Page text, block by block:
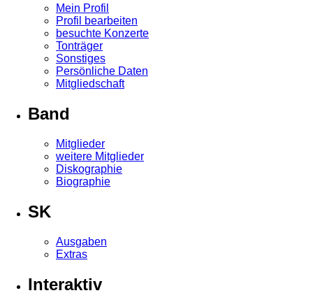
Mein Profil
Profil bearbeiten
besuchte Konzerte
Tonträger
Sonstiges
Persönliche Daten
Mitgliedschaft
Band
Mitglieder
weitere Mitglieder
Diskographie
Biographie
SK
Ausgaben
Extras
Interaktiv